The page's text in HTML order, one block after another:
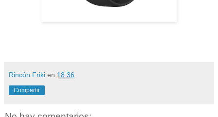
Rincón Friki en 18:36
Compartir